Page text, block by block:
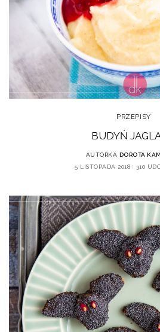
PRZEPISY
BUDYŃ
AUTORKA DOROTA
5 LISTOPADA 2018
310